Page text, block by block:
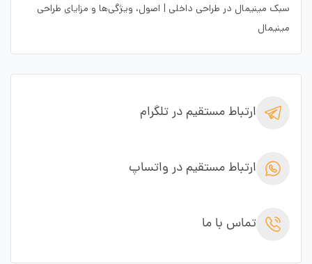
سبک مینیمال در طراحی داخلی | اصول، ویژگی‌ها و مزایای طراحی
مینیمال
ارتباط مستقیم در تلگرام
ارتباط مستقیم در واتساپ
تماس با ما